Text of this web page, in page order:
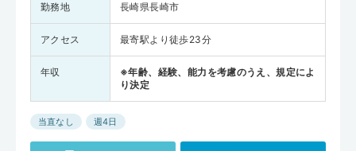
勤務地 長崎県長崎市
アクセス 最寄駅より徒歩23分
年収
※年齢、経験、能力を考慮のうえ、規定によ
り決定
当直なし 週4日